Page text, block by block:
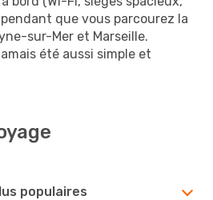
que vous parcourez la
sur-Mer et Marseille.
été aussi simple et
populaires